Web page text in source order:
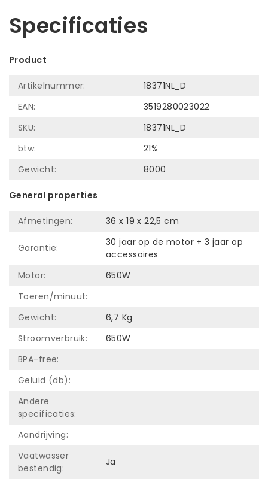
Specificaties
Product
Artikelnummer:
18371NL_D
EAN:
3519280023022
SKU:
18371NL_D
btw:
21%
Gewicht:
8000
General properties
Afmetingen: 36 x 19 x 22,5 cm
Garantie:
30 jaar op de motor + 3 jaar op
accessoires
Motor:
650W
Toeren/minuut:
Gewicht:
6,7 Kg
Stroomverbruik:
650W
BPA-free:
Geluid (db):
Andere
specificaties:
Aandrijving:
Vaatwasser
bestendig:
Ja